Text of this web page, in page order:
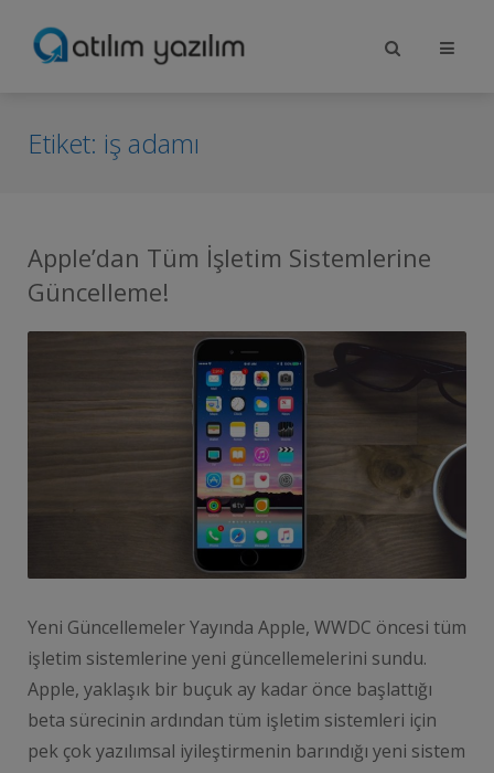
Etiket: iş adamı
Apple’dan Tüm İşletim Sistemlerine
Güncelleme!
Yeni Güncellemeler Yayında Apple, WWDC öncesi tüm
işletim sistemlerine yeni güncellemelerini sundu.
Apple, yaklaşık bir buçuk ay kadar önce başlattığı
beta sürecinin ardından tüm işletim sistemleri için
pek çok yazılımsal iyileştirmenin barındığı yeni sistem